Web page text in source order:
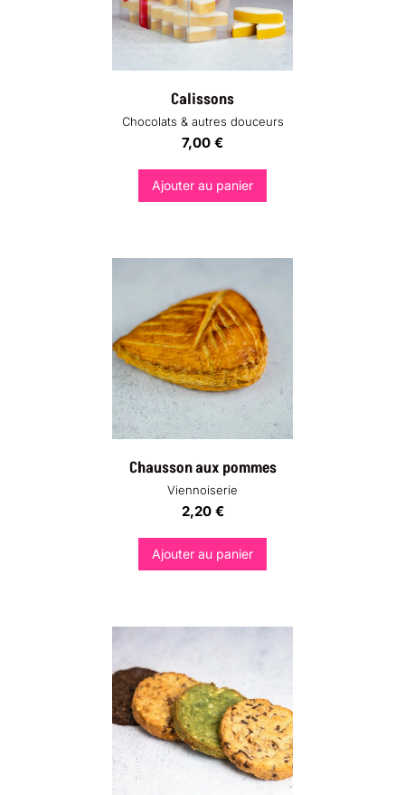
Calissons
Chocolats & autres douceurs
7,00 €
Ajouter au panier
Chausson aux pommes
Viennoiserie
2,20 €
Ajouter au panier